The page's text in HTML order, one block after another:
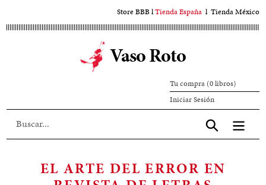
al
Store BBBlTienda España l Tienda México
Vaso Roto
Tu compra (0 libros)
Iniciar SesiónIniciar
sesión
Aceptar
EL ARTE DEL ERROR EN